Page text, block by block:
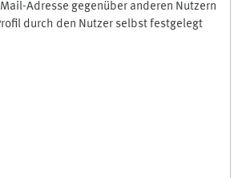
Adresse gegenüber anderen Nutzern
durch den Nutzer selbst festgelegt